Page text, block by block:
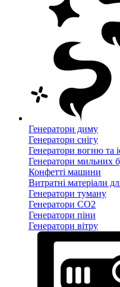
Генератори диму
Генератори снігу
Генератори вогню та
Генератори мильних
Конфетті машини
Витратні матеріали
Генератори туману
Генератори CO2
Генератори піни
Генератори вітру